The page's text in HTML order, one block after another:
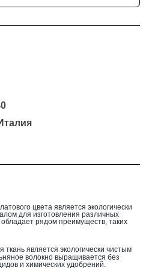
цвета является экологически
для изготовления различных
рядом преимуществ, таких
ткань является экологически чистым
волокно выращивается без
и химических удобрений.